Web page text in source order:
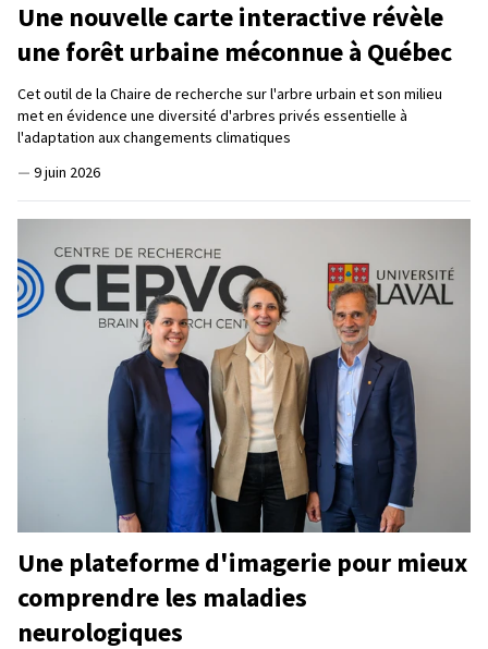
Une nouvelle carte interactive révèle
une forêt urbaine méconnue à Québec
Cet outil de la Chaire de recherche sur l'arbre urbain et son milieu
met en évidence une diversité d'arbres privés essentielle à
l'adaptation aux changements climatiques
— 9 juin 2026
Une plateforme d'imagerie pour mieux
comprendre les maladies
neurologiques